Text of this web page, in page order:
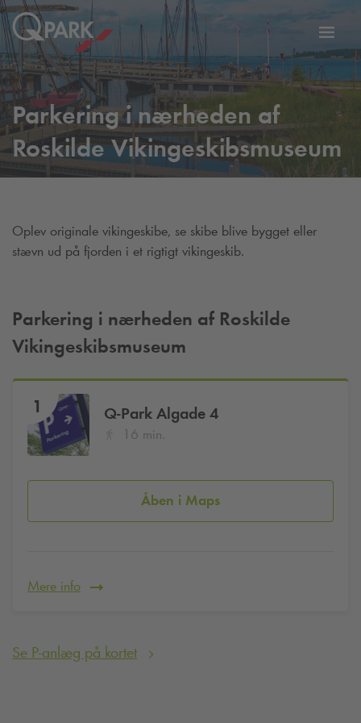
Slå
til
Parkering i nærheden af
Roskilde Vikingeskibsmuseum
Oplev originale vikingeskibe, se skibe blive bygget eller
stævn ud på fjorden i et rigtigt vikingeskib.
Parkering i nærheden af Roskilde
Vikingeskibsmuseum
1 Q-Park Algade 4
16 min.
Åben i Maps
Mere info
Se P-anlæg på kortet